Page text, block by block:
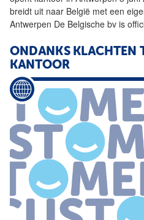
breidt uit naar België met een
Antwerpen De Belgische bv is
ONDANKS KLACHTEN
KANTOOR